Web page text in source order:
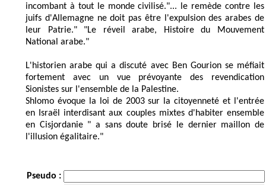
incombant à tout le monde civilisé."... le remède contre les
juifs d'Allemagne ne doit pas être l'expulsion des arabes de
leur Patrie." "Le réveil arabe, Histoire du Mouvement
National arabe."
L'historien arabe qui a discuté avec Ben Gourion se méfiait
fortement avec un vue prévoyante des revendication
Sionistes sur l'ensemble de la Palestine.
Shlomo évoque la loi de 2003 sur la citoyenneté et l'entrée
en Israël interdisant aux couples mixtes d'habiter ensemble
en Cisjordanie " a sans doute brisé le dernier maillon de
l'illusion égalitaire."
Pseudo :